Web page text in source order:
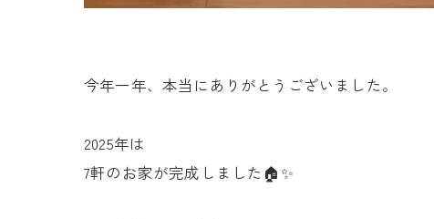
今年一年、本当にありがとうございました。
2025年は
7軒のお家が完成しました🏠✨